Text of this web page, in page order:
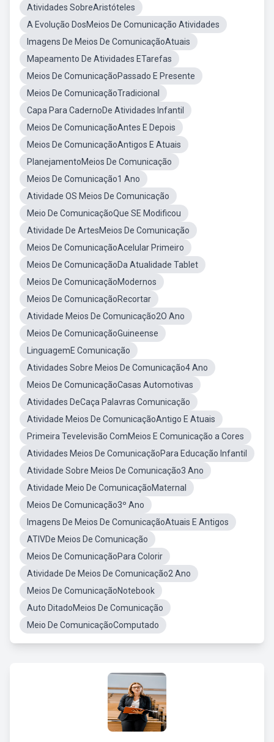
Atividades SobreAristóteles
A Evolução DosMeios De Comunicação Atividades
Imagens De Meios De ComunicaçãoAtuais
Mapeamento De Atividades ETarefas
Meios De ComunicaçãoPassado E Presente
Meios De ComunicaçãoTradicional
Capa Para CadernoDe Atividades Infantil
Meios De ComunicaçãoAntes E Depois
Meios De ComunicaçãoAntigos E Atuais
PlanejamentoMeios De Comunicação
Meios De Comunicação1 Ano
Atividade OS Meios De Comunicação
Meio De ComunicaçãoQue SE Modificou
Atividade De ArtesMeios De Comunicação
Meios De ComunicaçãoAcelular Primeiro
Meios De ComunicaçãoDa Atualidade Tablet
Meios De ComunicaçãoModernos
Meios De ComunicaçãoRecortar
Atividade Meios De Comunicação2O Ano
Meios De ComunicaçãoGuineense
LinguagemE Comunicação
Atividades Sobre Meios De Comunicação4 Ano
Meios De ComunicaçãoCasas Automotivas
Atividades DeCaça Palavras Comunicação
Atividade Meios De ComunicaçãoAntigo E Atuais
Primeira Tevelevisão ComMeios E Comunicação a Cores
Atividades Meios De ComunicaçãoPara Educação Infantil
Atividade Sobre Meios De Comunicação3 Ano
Atividade Meio De ComunicaçãoMaternal
Meios De Comunicação3º Ano
Imagens De Meios De ComunicaçãoAtuais E Antigos
ATIVDe Meios De Comunicação
Meios De ComunicaçãoPara Colorir
Atividade De Meios De Comunicação2 Ano
Meios De ComunicaçãoNotebook
Auto DitadoMeios De Comunicação
Meio De ComunicaçãoComputado